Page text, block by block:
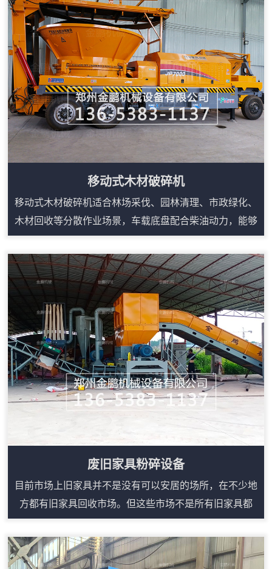
裂。物料的撕碎过程物料通过送料系统进入撕碎室。在旋
转轴和螺旋轴的作用下，物料被推动至刀片区域。动刀和
定刀相互作用，对物料进行反复切割和撕裂，确保...
移动式木材破碎机
移动式木材破碎机适合林场采伐、园林清理、市政绿化、
木材回收等分散作业场景，车载底盘配合柴油动力，能够
减少固定生产线对场地和电源的依赖。设备可处理树枝、
树根、板皮、废旧家具、木托盘等多类木质物料，进料口
宽、咬料能力强，搭配输送装置可连续出料。液压翻转和
自动控制便于日常检修，遥控或集中控制可降低现场人员
靠近设备的频次。对于需要频繁转场、临时堆场处理或原
料来源分散的用户，移动式结构能提升施工效率，...
废旧家具粉碎设备
目前市场上旧家具并不是没有可以安居的场所，在不少地
方都有旧家具回收市场。但这些市场不是所有旧家具都
收，他们主要回收质量、成色较好的旧家具，一般要在六
成新以上，而且旧沙发、旧床垫不收。因此，不少“不达
标”的家具被“嫌弃”了。因此这些被回收市场“嫌弃”的家具